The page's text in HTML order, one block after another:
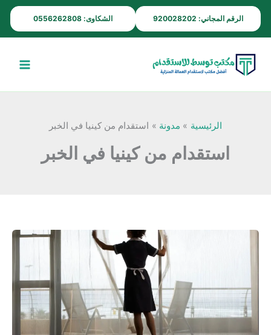
الرقم المجاني: 920028202 الشكاوى: 0556262808
تخطي
إلى
المحتوى
الرئيسية مدونة استقدام من كينيا في الخبر
استقدام من كينيا في الخبر
كينيا